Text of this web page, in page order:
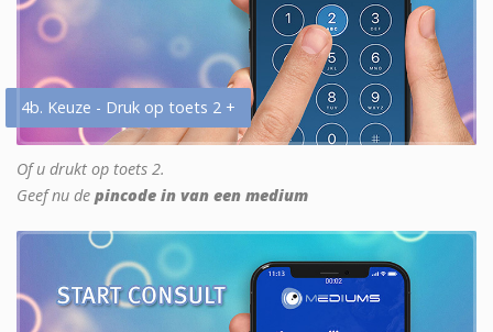
4b. Keuze - Druk op toets 2 +
Of u drukt op toets 2.
Geef nu de pincode in van een medium